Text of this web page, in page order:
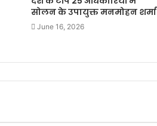
सोलन के उपायुक्त मनमोहन शर्मा
June 16, 2026